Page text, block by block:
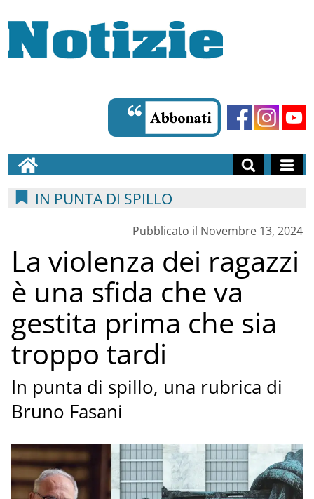
IN PUNTA DI SPILLO
Pubblicato il Novembre 13, 2024
La violenza dei ragazzi
è una sfida che va
gestita prima che sia
troppo tardi
In punta di spillo, una rubrica di
Bruno Fasani